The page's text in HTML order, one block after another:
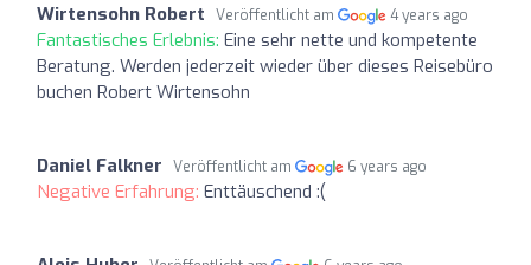
Wirtensohn Robert Veröffentlicht am 4 years ago
Fantastisches Erlebnis: Eine sehr nette und kompetente
Beratung. Werden jederzeit wieder über dieses Reisebüro
buchen Robert Wirtensohn
Daniel Falkner Veröffentlicht am 6 years ago
Negative Erfahrung: Enttäuschend :(